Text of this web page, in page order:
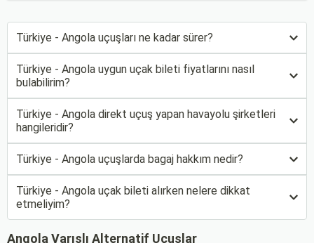
Türkiye - Angola uçuşları ne kadar sürer?
Türkiye - Angola uygun uçak bileti fiyatlarını nasıl
bulabilirim?
Türkiye - Angola direkt uçuş yapan havayolu şirketleri
hangileridir?
Türkiye - Angola uçuşlarda bagaj hakkım nedir?
Türkiye - Angola uçak bileti alırken nelere dikkat
etmeliyim?
Angola Varışlı Alternatif Uçuşlar